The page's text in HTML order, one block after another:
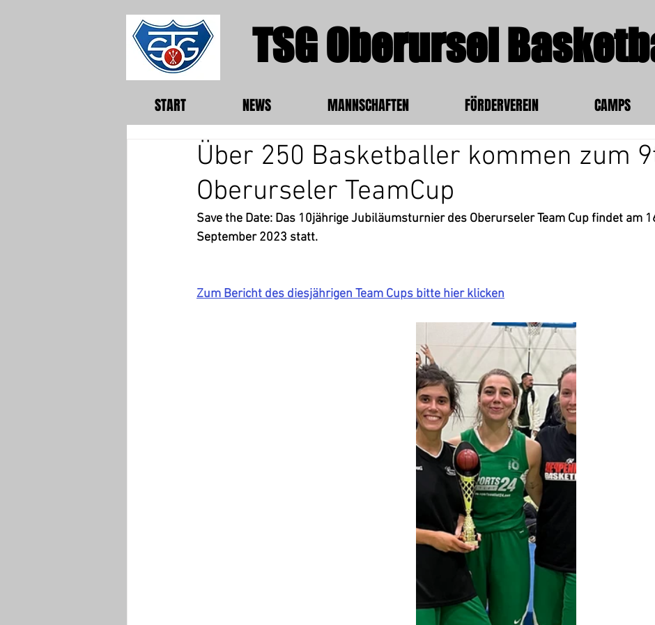
TSG Oberursel
START NEWS MANNSCHAFTEN FÖRDERVEREIN CAMPS
Über 250 Basketballer kommen zum
Oberurseler TeamCup
Save the Date: Das 10jährige Jubiläumsturnier des Oberurseler Team Cup findet am
September 2023 statt.
Zum Bericht des diesjährigen Team Cups bitte hier klicken